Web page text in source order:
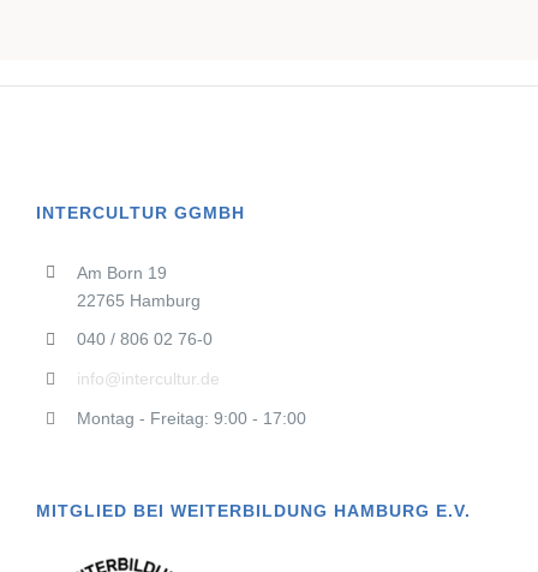
INTERCULTUR GGMBH
Am Born 19
22765 Hamburg
040 / 806 02 76-0
info@intercultur.de
Montag - Freitag: 9:00 - 17:00
MITGLIED BEI WEITERBILDUNG HAMBURG E.V.